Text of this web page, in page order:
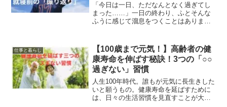
「今日は一日、ただなんとなく過ぎてし
まった……」一日の終わり、ふとそんな
ふうに感じて溜息をつくことはありませ
な日々を繰り返していると、自分がどこ
へ向かっているのか、本当...
仕事と暮らし
【100歳まで元気！】高齢者の健
康寿命を伸ばす秘訣！3つの「○○
過ぎない」習慣
人生100年時代。誰もが元気に長生きした
いと願うもの。健康寿命を延ばすために
は、日々の生活習慣を見直すことが大切